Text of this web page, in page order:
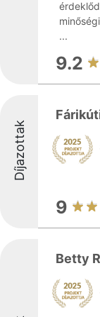
...
9.2
Díjazottak
9
Betty